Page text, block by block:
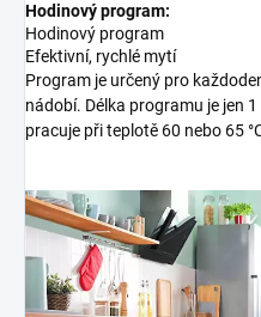
Hodinový program:
Hodinový program
Efektivní, rychlé mytí
Program je určený pro
nádobí. Délka programu je jen
pracuje při teplotě 60 nebo 65